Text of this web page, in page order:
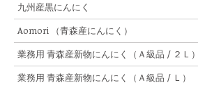
九州産黒にんにく
Aomori （青森産にんにく）
業務用 青森産新物にんにく（Ａ級品 / ２Ｌ）
業務用 青森産新物にんにく（Ａ級品 / Ｌ）